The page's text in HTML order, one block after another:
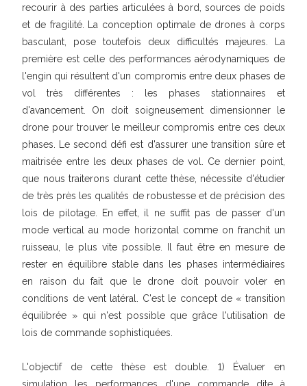
recourir à des parties articulées à bord, sources de poids
et de fragilité. La conception optimale de drones à corps
basculant, pose toutefois deux difficultés majeures. La
première est celle des performances aérodynamiques de
l'engin qui résultent d'un compromis entre deux phases de
vol très différentes : les phases stationnaires et
d'avancement. On doit soigneusement dimensionner le
drone pour trouver le meilleur compromis entre ces deux
phases. Le second défi est d'assurer une transition sûre et
maitrisée entre les deux phases de vol. Ce dernier point,
que nous traiterons durant cette thèse, nécessite d'étudier
de très près les qualités de robustesse et de précision des
lois de pilotage. En effet, il ne suffit pas de passer d'un
mode vertical au mode horizontal comme on franchit un
ruisseau, le plus vite possible. Il faut être en mesure de
rester en équilibre stable dans les phases intermédiaires
en raison du fait que le drone doit pouvoir voler en
conditions de vent latéral. C'est le concept de « transition
équilibrée » qui n'est possible que grâce l'utilisation de
lois de commande sophistiquées.
L'objectif de cette thèse est double. 1) Évaluer en